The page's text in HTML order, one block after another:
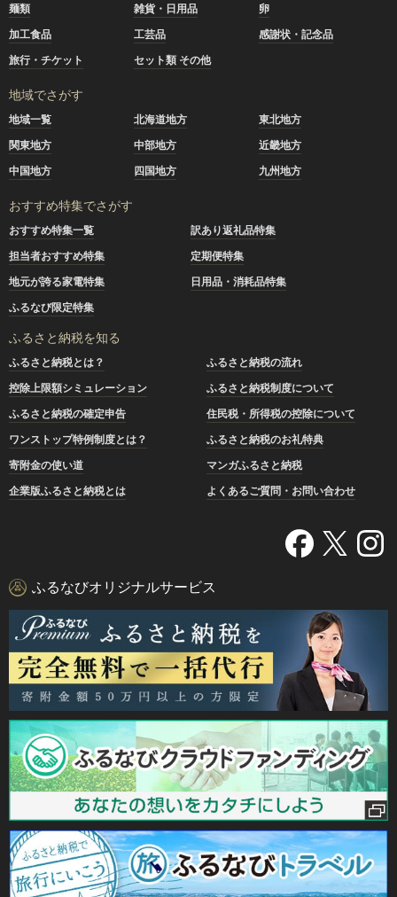
麺類
雑貨・日用品
卵
加工食品
工芸品
感謝状・記念品
旅行・チケット
セット類 その他
地域でさがす
地域一覧 北海道地方
東北地方
関東地方
中部地方
近畿地方
中国地方
四国地方 九州地方
おすすめ特集でさがす
おすすめ特集一覧
訳あり返礼品特集
担当者おすすめ特集
定期便特集
地元が誇る家電特集
日用品・消耗品特集
ふるなび限定特集
ふるさと納税を知る
ふるさと納税とは？
ふるさと納税の流れ
控除上限額シミュレーション
ふるさと納税制度について
ふるさと納税の確定申告
住民税・所得税の控除について
ワンストップ特例制度とは？
ふるさと納税のお礼特典
寄附金の使い道
マンガふるさと納税
企業版ふるさと納税とは
よくあるご質問・お問い合わせ
ふるなびオリジナルサービス